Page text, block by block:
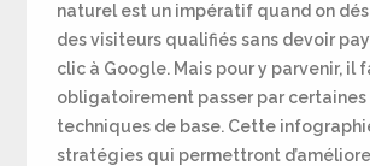
naturel est un impératif quand on
des visiteurs qualifiés sans devoir
clic à Google. Mais pour y parvenir, il
obligatoirement passer par certaines
techniques de base. Cette
stratégies qui permettront